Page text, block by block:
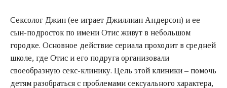
Сексолог Джин (ее играет Джиллиан Андерсон) и ее
сын-подросток по имени Отис живут в небольшом
городке. Основное действие сериала проходит в средней
школе, где Отис и его подруга организовали
своеобразную секс-клинику. Цель этой клиники – помочь
детям разобраться с проблемами сексуального характера,